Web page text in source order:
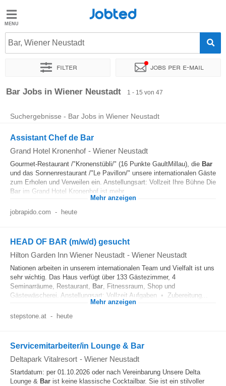
Jobted
Jobs
Jobted
Bar, Wiener Neustadt
Filter Jobs per e-mail
Sortieren nach Genauer Standort Unternehmen
Bar Jobs in Wiener Neustadt 1 - 15 von 47
Suchergebnisse - Bar Jobs in Wiener Neustadt
Assistant Chef de Bar
Grand Hotel Kronenhof - Wiener Neustadt
Gourmet-Restaurant /"Kronenstübli/" (16 Punkte GaultMillau), die Bar
und das Sonnenrestaurant /"Le Pavillon/" unsere internationalen Gäste
zum Erholen und Verweilen ein. Anstellungsart: Vollzeit Ihre Bühne Die
Bar im Grand Hotel Kronenhof ist mehr...
Mehr anzeigen
jobrapido.com - heute
HEAD OF BAR (m/w/d) gesucht
Hilton Garden Inn Wiener Neustadt - Wiener Neustadt
Nationen arbeiten in unserem internationalen Team und Vielfalt ist uns
sehr wichtig. Das Haus verfügt über 133 Gästezimmer, 4
Seminarräume, Restaurant, Bar, Fitnessraum, Shop und
Gästewäscherei. Anstellungsart: Vollzeit Aufgaben • Zubereitung...
Mehr anzeigen
stepstone.at - heute
Servicemitarbeiter/in Lounge & Bar
Deltapark Vitalresort - Wiener Neustadt
Startdatum: per 01.10.2026 oder nach Vereinbarung Unsere Delta
Lounge & Bar ist keine klassische Cocktailbar. Sie ist ein stilvoller